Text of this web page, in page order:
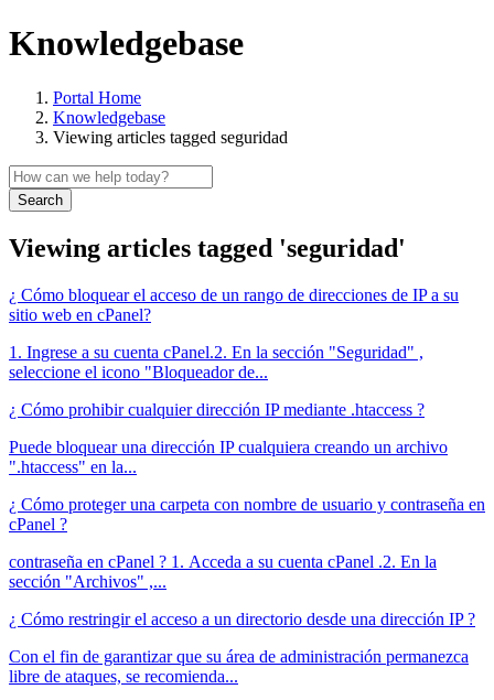
Knowledgebase
Portal Home
Knowledgebase
Viewing articles tagged seguridad
Search
Viewing articles tagged 'seguridad'
¿ Cómo bloquear el acceso de un rango de direcciones de IP a su
sitio web en cPanel?
1. Ingrese a su cuenta cPanel.2. En la sección "Seguridad" ,
seleccione el icono "Bloqueador de...
¿ Cómo prohibir cualquier dirección IP mediante .htaccess ?
Puede bloquear una dirección IP cualquiera creando un archivo
".htaccess" en la...
¿ Cómo proteger una carpeta con nombre de usuario y contraseña en
cPanel ?
contraseña en cPanel ? 1. Acceda a su cuenta cPanel .2. En la
sección "Archivos" ,...
¿ Cómo restringir el acceso a un directorio desde una dirección IP ?
Con el fin de garantizar que su área de administración permanezca
libre de ataques, se recomienda...